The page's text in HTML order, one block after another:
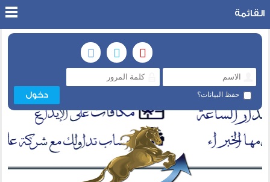
حفظ البيانات؟
القائمة